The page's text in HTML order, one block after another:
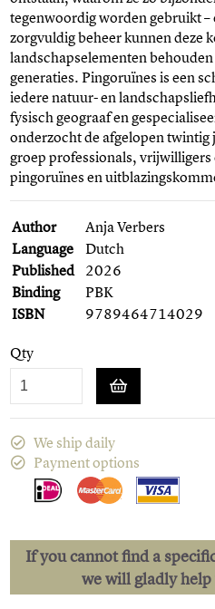
tegenwoordig worden gebruikt
zorgvuldig beheer kunnen deze
landschapselementen
generaties. Pingoruïnes is een
iedere natuur- en
fysisch geograaf en
onderzocht de afgelopen twintig
groep professionals, vrijwilligers
pingoruïnes en
Author
Anja Verbers
Language
Dutch
Published 2026
Binding
PBK
ISBN
9789464714029
Qty
We ship daily
Payment options
If you cannot find a
we will gladly help